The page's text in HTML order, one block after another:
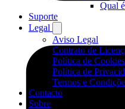
Qual
Suporte
Legal
Aviso Legal
Contrato de
Política de Cookies
Política de
Termos e
Contacto
Sobre